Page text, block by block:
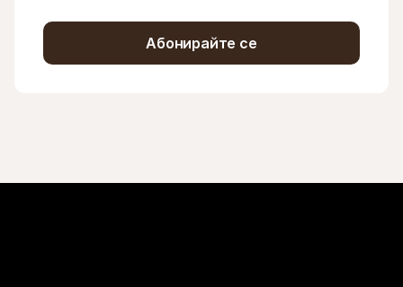
Абонирайте се